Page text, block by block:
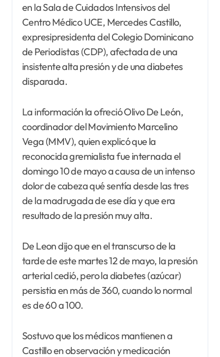
en la Sala de Cuidados Intensivos del
Centro Médico UCE, Mercedes Castillo,
expresipresidenta del Colegio Dominicano
de Periodistas (CDP), afectada de una
insistente alta presión y de una diabetes
disparada.
La información la ofreció Olivo De León,
coordinador del Movimiento Marcelino
Vega (MMV), quien explicó que la
reconocida gremialista fue internada el
domingo 10 de mayo a causa de un intenso
dolor de cabeza qué sentía desde las tres
de la madrugada de ese día y que era
resultado de la presión muy alta.
De Leon dijo que en el transcurso de la
tarde de este martes 12 de mayo, la presión
arterial cedió, pero la diabetes (azúcar)
persistia en más de 360, cuando lo normal
es de 60 a 100.
Sostuvo que los médicos mantienen a
Castillo en observación y medicación